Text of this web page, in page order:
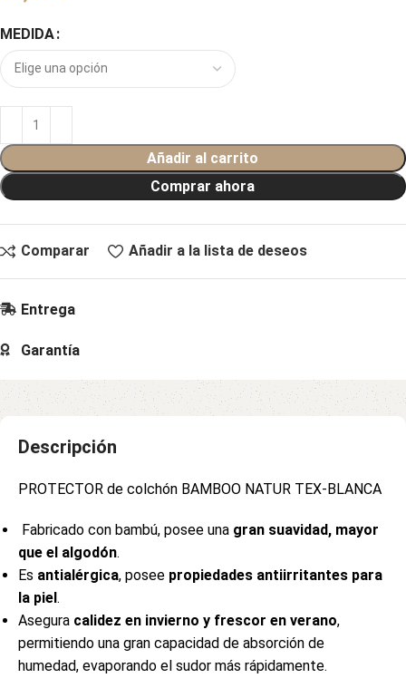
MEDIDA
Añadir al carrito
Comprar ahora
Comparar Añadir a la lista de deseos
Entrega
Garantía
Descripción
PROTECTOR de colchón BAMBOO NATUR TEX-BLANCA
Fabricado con bambú, posee una gran suavidad, mayor
que el algodón.
Es antialérgica, posee propiedades antiirritantes para
la piel.
Asegura calidez en invierno y frescor en verano,
permitiendo una gran capacidad de absorción de
humedad, evaporando el sudor más rápidamente.